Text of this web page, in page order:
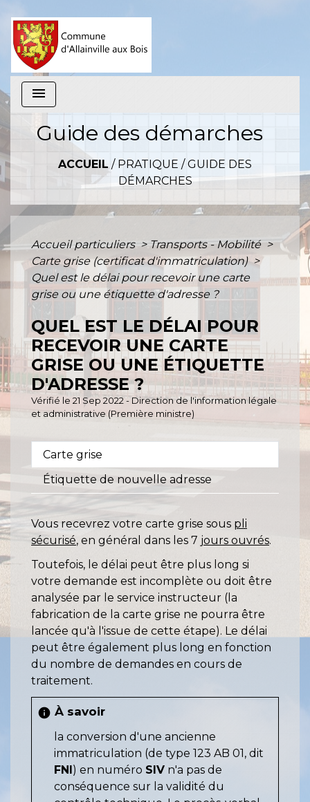
menu
Guide des démarches
ACCUEIL / PRATIQUE /GUIDE DES
DÉMARCHES
Accueil particuliers> Transports - Mobilité >
Carte grise (certificat d'immatriculation) >
Quel est le délai pour recevoir une carte
grise ou une étiquette d'adresse ?
QUEL EST LE DÉLAI POUR
RECEVOIR UNE CARTE
GRISE OU UNE ÉTIQUETTE
D'ADRESSE ?
Vérifié le 21 Sep 2022 - Direction de l'information légale
et administrative (Première ministre)
Carte grise
Étiquette de nouvelle adresse
Vous recevrez votre carte grise sous pli
sécurisé, en général dans les 7 jours ouvrés.
Toutefois, le délai peut être plus long si
votre demande est incomplète ou doit être
analysée par le service instructeur (la
fabrication de la carte grise ne pourra être
lancée qu'à l'issue de cette étape). Le délai
peut être également plus long en fonction
du nombre de demandes en cours de
traitement.
info À savoir
la conversion d'une ancienne
immatriculation (de type 123 AB 01, dit
FNI) en numéro SIV n'a pas de
conséquence sur la validité du